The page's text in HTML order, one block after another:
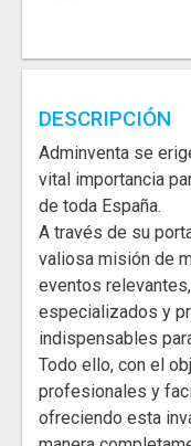
DESCRIPCIÓN
Adminventa se
vital importancia
de toda España.
A través de su
valiosa misión de
eventos
especializados y
indispensables
Todo ello, con el
profesionales y
ofreciendo esta